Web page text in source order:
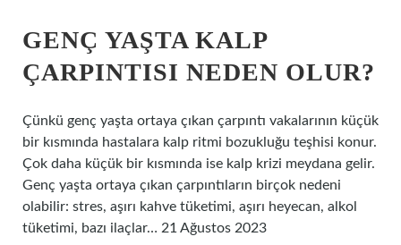
GENÇ YAŞTA KALP
ÇARPINTISI NEDEN OLUR?
Çünkü genç yaşta ortaya çıkan çarpıntı vakalarının küçük
bir kısmında hastalara kalp ritmi bozukluğu teşhisi konur.
Çok daha küçük bir kısmında ise kalp krizi meydana gelir.
Genç yaşta ortaya çıkan çarpıntıların birçok nedeni
olabilir: stres, aşırı kahve tüketimi, aşırı heyecan, alkol
tüketimi, bazı ilaçlar… 21 Ağustos 2023